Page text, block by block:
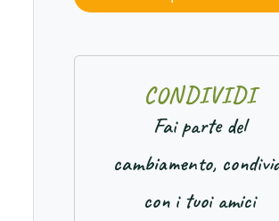
CONDIVIDI
Fai parte del
cambiamento,
con i tuoi amici